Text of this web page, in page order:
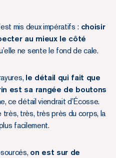
mis deux impératifs : choisir
au mieux le côté
ne sente le fond de cale.
le détail qui fait que
est sa rangée de boutons
ce détail viendrait d’Écosse.
très, très, très près du corps, la
facilement.
on est sur de